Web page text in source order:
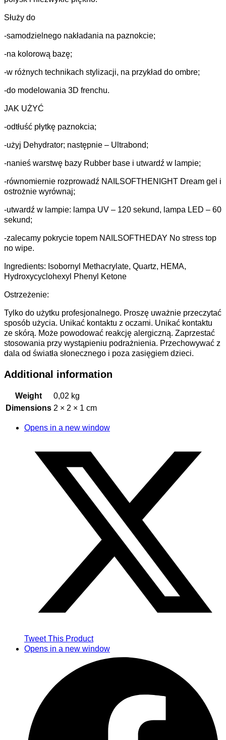
Służy do
-samodzielnego nakładania na paznokcie;
-na kolorową bazę;
-w różnych technikach stylizacji, na przykład do ombre;
-do modelowania 3D frenchu.
JAK UŻYĆ
-odtłuść płytkę paznokcia;
-użyj Dehydrator; następnie – Ultrabond;
-nanieś warstwę bazy Rubber base i utwardź w lampie;
-równomiernie rozprowadź NAILSOFTHENIGHT Dream gel i
ostrożnie wyrównaj;
-utwardź w lampie: lampa UV – 120 sekund, lampa LED – 60
sekund;
-zalecamy pokrycie topem NAILSOFTHEDAY No stress top
no wipe.
Ingredients: Isobornyl Methacrylate, Quartz, HEMA,
Hydroxycyclohexyl Phenyl Ketone
Ostrzeżenie:
Tylko do użytku profesjonalnego. Proszę uważnie przeczytać
sposób użycia. Unikać kontaktu z oczami. Unikać kontaktu
ze skórą. Może powodować reakcję alergiczną. Zaprzestać
stosowania przy wystąpieniu podrażnienia. Przechowywać z
dala od światła słonecznego i poza zasięgiem dzieci.
Additional information
Weight
0,02 kg
Dimensions 2 × 2 × 1 cm
Opens in a new window
Tweet This Product
Opens in a new window